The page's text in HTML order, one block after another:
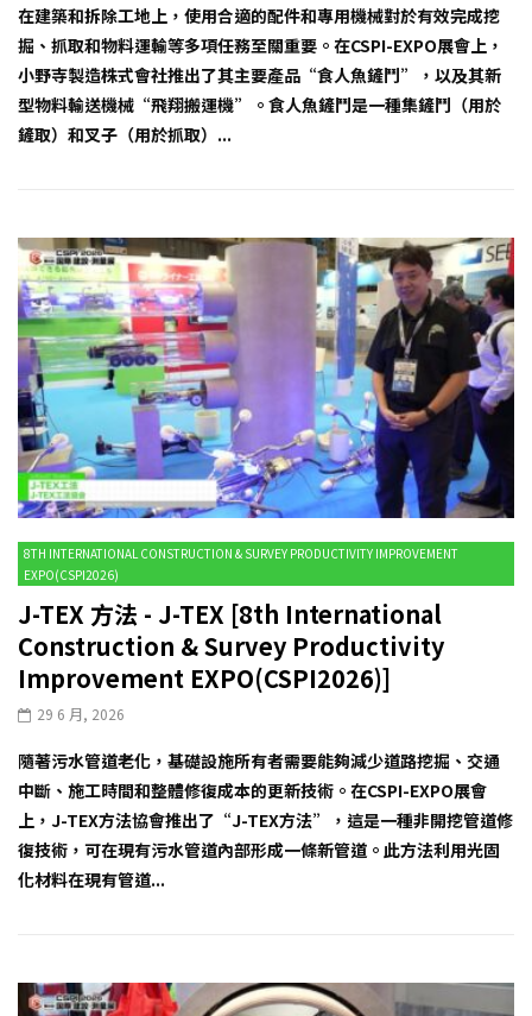
在建築和拆除工地上，使用合適的配件和專用機械對於有效完成挖
掘、抓取和物料運輸等多項任務至關重要。在CSPI-EXPO展會上，
小野寺製造株式會社推出了其主要產品“食人魚鏟鬥”，以及其新
型物料輸送機械“飛翔搬運機”。食人魚鏟鬥是一種集鏟鬥（用於
鏟取）和叉子（用於抓取）...
8TH INTERNATIONAL CONSTRUCTION & SURVEY PRODUCTIVITY IMPROVEMENT
EXPO(CSPI2026)
J-TEX 方法 - J-TEX [8th International
Construction & Survey Productivity
Improvement EXPO(CSPI2026)]
29 6 月, 2026
隨著污水管道老化，基礎設施所有者需要能夠減少道路挖掘、交通
中斷、施工時間和整體修復成本的更新技術。在CSPI-EXPO展會
上，J-TEX方法協會推出了“J-TEX方法”，這是一種非開挖管道修
復技術，可在現有污水管道內部形成一條新管道。此方法利用光固
化材料在現有管道...